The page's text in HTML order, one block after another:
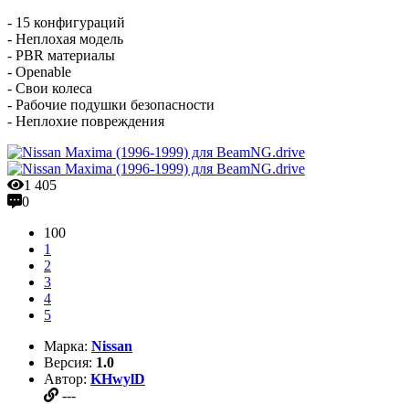
- 15 конфигураций
- Неплохая модель
- PBR материалы
- Openable
- Свои колеса
- Рабочие подушки безопасности
- Неплохие повреждения
1 405
0
100
1
2
3
4
5
Марка: Nissan
Версия: 1.0
Автор: KHwylD
---